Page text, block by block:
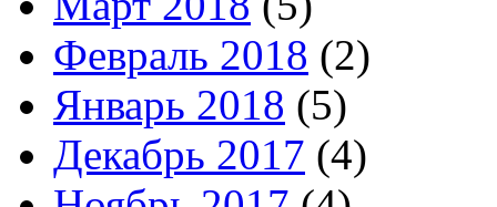
Февраль 2018 (2)
Январь 2018 (5)
Декабрь 2017 (4)